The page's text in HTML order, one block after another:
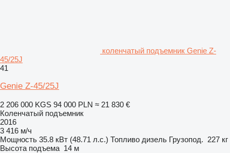
коленчатый подъемник Genie Z-
45/25J
41
Genie Z-45/25J
2 206 000 KGS 94 000 PLN ≈ 21 830 €
Коленчатый подъемник
2016
3 416 м/ч
Мощность 35.8 кВт (48.71 л.с.) Топливо дизель Грузопод. 227 кг
Высота подъема 14 м